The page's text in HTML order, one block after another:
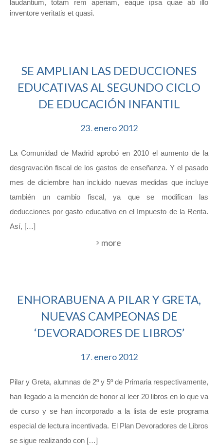
laudantium, totam rem aperiam, eaque ipsa quae ab illo
inventore veritatis et quasi.
SE AMPLIAN LAS DEDUCCIONES
EDUCATIVAS AL SEGUNDO CICLO
DE EDUCACIÓN INFANTIL
23. enero2012
La Comunidad de Madrid aprobó en 2010 el aumento de la
desgravación fiscal de los gastos de enseñanza. Y el pasado
mes de diciembre han incluido nuevas medidas que incluye
también un cambio fiscal, ya que se modifican las
deducciones por gasto educativo en el Impuesto de la Renta.
Así, […]
more
ENHORABUENA A PILAR Y GRETA,
NUEVAS CAMPEONAS DE
‘DEVORADORES DE LIBROS’
17. enero2012
Pilar y Greta, alumnas de 2º y 5º de Primaria respectivamente,
han llegado a la mención de honor al leer 20 libros en lo que va
de curso y se han incorporado a la lista de este programa
especial de lectura incentivada. El Plan Devoradores de Libros
se sigue realizando con […]